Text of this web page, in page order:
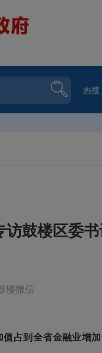
热搜
访鼓楼区委
楼微信
占到全省金融业增